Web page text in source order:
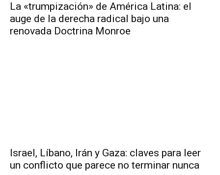
La «trumpización» de América Latina: el
auge de la derecha radical bajo una
renovada Doctrina Monroe
Israel, Líbano, Irán y Gaza: claves para leer
un conflicto que parece no terminar nunca